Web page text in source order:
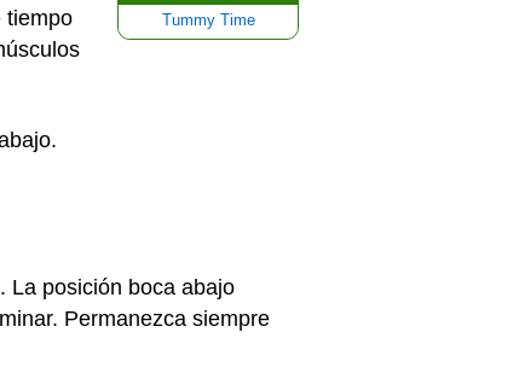
Tummy Time
tiempo
La posición boca abajo
Permanezca siempre